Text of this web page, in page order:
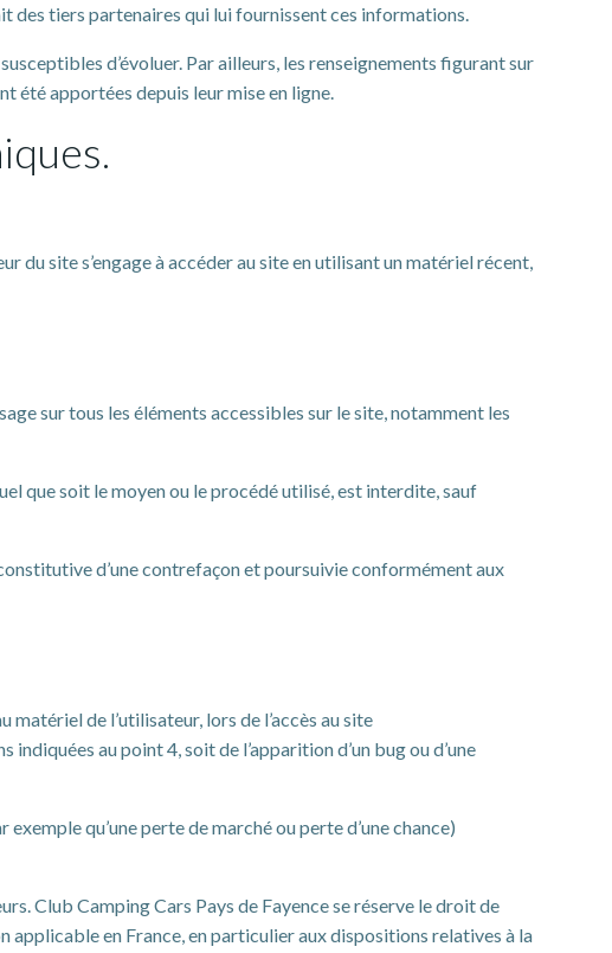
des tiers partenaires qui lui fournissent ces informations.
d’évoluer. Par ailleurs, les renseignements figurant sur
été apportées depuis leur mise en ligne.
du site s’engage à accéder au site en utilisant un matériel récent,
sur tous les éléments accessibles sur le site, notamment les
que soit le moyen ou le procédé utilisé, est interdite, sauf
d’une contrefaçon et poursuivie conformément aux
de l’utilisateur, lors de l’accès au site
au point 4, soit de l’apparition d’un bug ou d’une
qu’une perte de marché ou perte d’une chance)
Club Camping Cars Pays de Fayence se réserve le droit de
applicable en France, en particulier aux dispositions relatives à la